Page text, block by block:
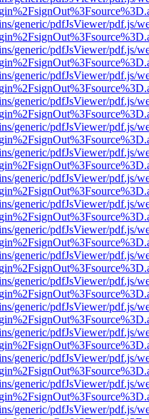
generic/pdfJsViewer/pdf.js/
generic/pdfJsViewer/pdf.js/
generic/pdfJsViewer/pdf.js/
generic/pdfJsViewer/pdf.js/
generic/pdfJsViewer/pdf.js/
generic/pdfJsViewer/pdf.js/
generic/pdfJsViewer/pdf.js/
generic/pdfJsViewer/pdf.js/
generic/pdfJsViewer/pdf.js/
generic/pdfJsViewer/pdf.js/
generic/pdfJsViewer/pdf.js/
generic/pdfJsViewer/pdf.js/
generic/pdfJsViewer/pdf.js/
generic/pdfJsViewer/pdf.js/
generic/pdfJsViewer/pdf.js/
generic/pdfJsViewer/pdf.js/